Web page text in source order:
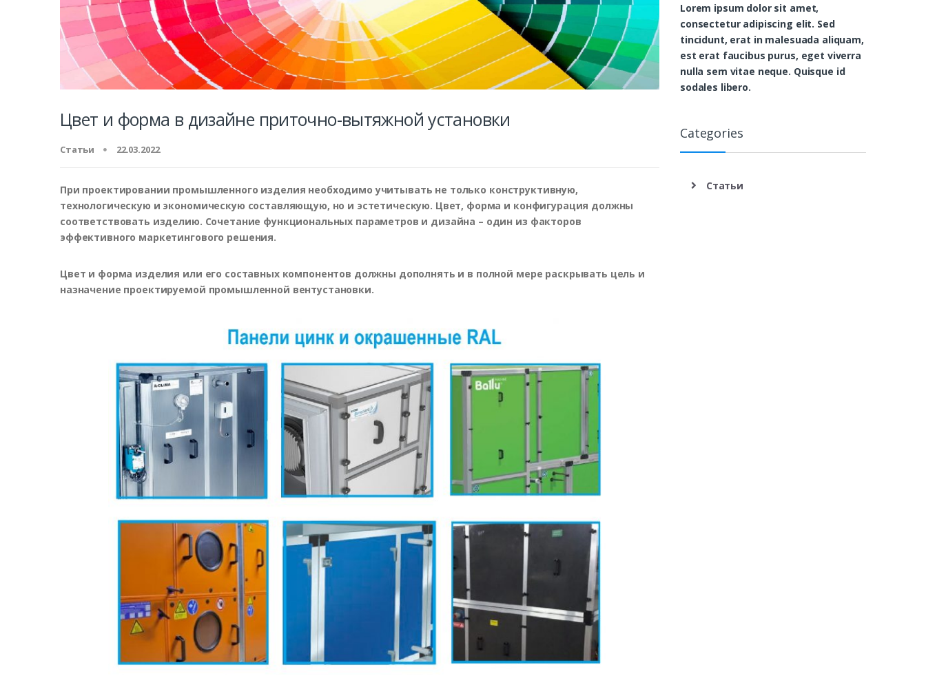
Цвет и форма в дизайне приточно-вытяжной установки
Статьи 22.03.2022
При проектировании промышленного изделия необходимо учитывать не только конструктивную,
технологическую и экономическую составляющую, но и эстетическую. Цвет, форма и конфигурация должны
соответствовать изделию. Сочетание функциональных параметров и дизайна – один из факторов
эффективного маркетингового решения.
Цвет и форма изделия или его составных компонентов должны дополнять и в полной мере раскрывать цель и
назначение проектируемой промышленной вентустановки.
Lorem ipsum dolor sit amet,
consectetur adipiscing elit. Sed
tincidunt, erat in malesuada aliquam,
est erat faucibus purus, eget viverra
nulla sem vitae neque. Quisque id
sodales libero.
Categories
Статьи